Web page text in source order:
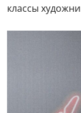
классы